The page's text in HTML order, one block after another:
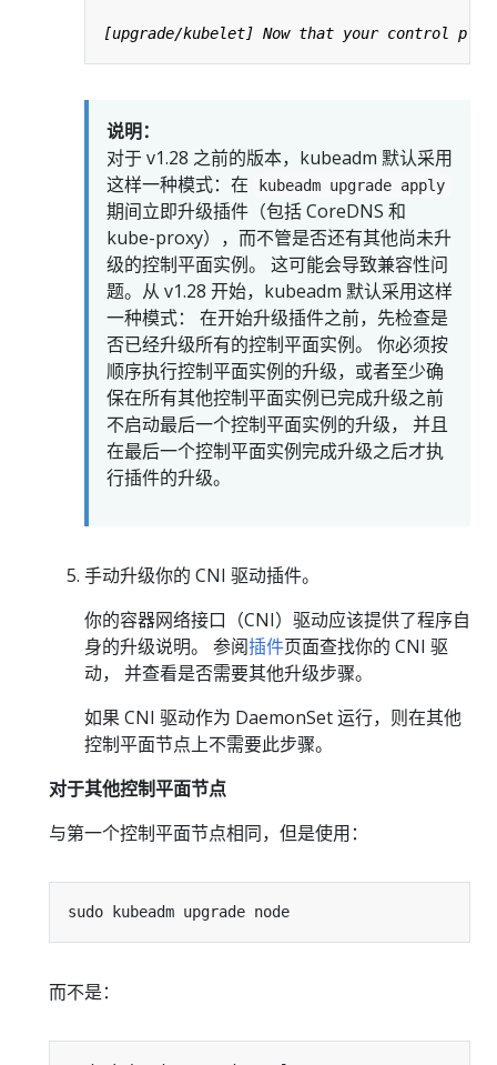
说明：
对于 v1.28 之前的版本，kubeadm 默认采用
这样一种模式：在
kubeadm upgrade apply
期间立即升级插件（包括 CoreDNS 和
kube-proxy），而不管是否还有其他尚未升
级的控制平面实例。 这可能会导致兼容性问
题。从 v1.28 开始，kubeadm 默认采用这样
一种模式： 在开始升级插件之前，先检查是
否已经升级所有的控制平面实例。 你必须按
顺序执行控制平面实例的升级，或者至少确
保在所有其他控制平面实例已完成升级之前
不启动最后一个控制平面实例的升级， 并且
在最后一个控制平面实例完成升级之后才执
行插件的升级。
手动升级你的 CNI 驱动插件。
你的容器网络接口（CNI）驱动应该提供了程序自
身的升级说明。 参阅插件页面查找你的 CNI 驱
动， 并查看是否需要其他升级步骤。
如果 CNI 驱动作为 DaemonSet 运行，则在其他
控制平面节点上不需要此步骤。
对于其他控制平面节点
与第一个控制平面节点相同，但是使用：
而不是：